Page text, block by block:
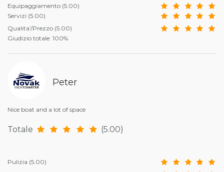
Equipaggiamento (5.00)
Servizi (5.00)
Qualita’/Prezzo (5.00)
Giudizio totale: 100%
Peter
Nice boat and a lot of space
Totale (5.00)
Pulizia (5.00)